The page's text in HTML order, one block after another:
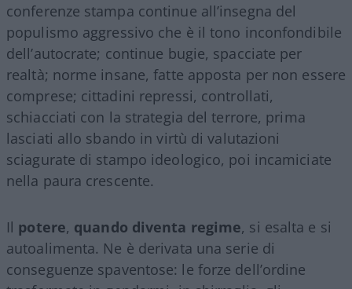
conferenze stampa continue all’insegna del
populismo aggressivo che è il tono inconfondibile
dell’autocrate; continue bugie, spacciate per
realtà; norme insane, fatte apposta per non essere
comprese; cittadini repressi, controllati,
schiacciati con la strategia del terrore, prima
lasciati allo sbando in virtù di valutazioni
sciagurate di stampo ideologico, poi incamiciate
nella paura crescente.
Il potere, quando diventa regime, si esalta e si
autoalimenta. Ne è derivata una serie di
conseguenze spaventose: le forze dell’ordine